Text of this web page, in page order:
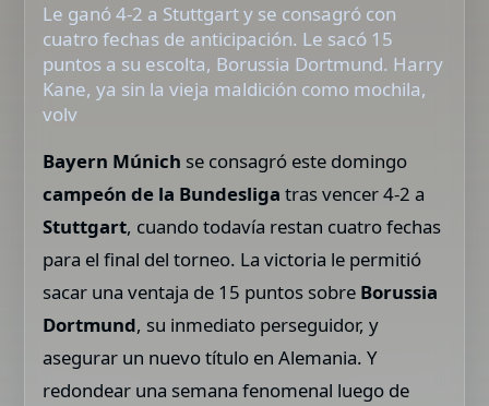
Le ganó 4-2 a Stuttgart y se consagró con
cuatro fechas de anticipación. Le sacó 15
puntos a su escolta, Borussia Dortmund. Harry
Kane, ya sin la vieja maldición como mochila,
volv
Bayern Múnich se consagró este domingo
campeón de la Bundesliga tras vencer 4-2 a
Stuttgart, cuando todavía restan cuatro fechas
para el final del torneo. La victoria le permitió
sacar una ventaja de 15 puntos sobre Borussia
Dortmund, su inmediato perseguidor, y
asegurar un nuevo título en Alemania. Y
redondear una semana fenomenal luego de